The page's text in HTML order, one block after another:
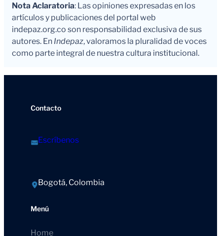
Nota Aclaratoria: Las opiniones expresadas en los
artículos y publicaciones del portal web
indepaz.org.co son responsabilidad exclusiva de sus
autores. En Indepaz, valoramos la pluralidad de voces
como parte integral de nuestra cultura institucional.
Contacto
Escríbenos
Bogotá, Colombia
Menú
Home